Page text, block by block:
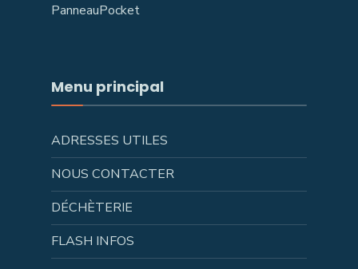
PanneauPocket
Menu principal
ADRESSES UTILES
NOUS CONTACTER
DÉCHÈTERIE
FLASH INFOS